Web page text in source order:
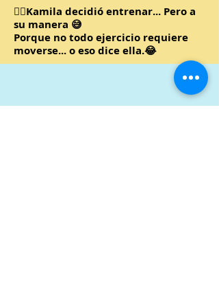
🏋️‍♀️Kamila decidió entrenar... Pero a
su manera 😅
Porque no todo ejercicio requiere
moverse... o eso dice ella.😂